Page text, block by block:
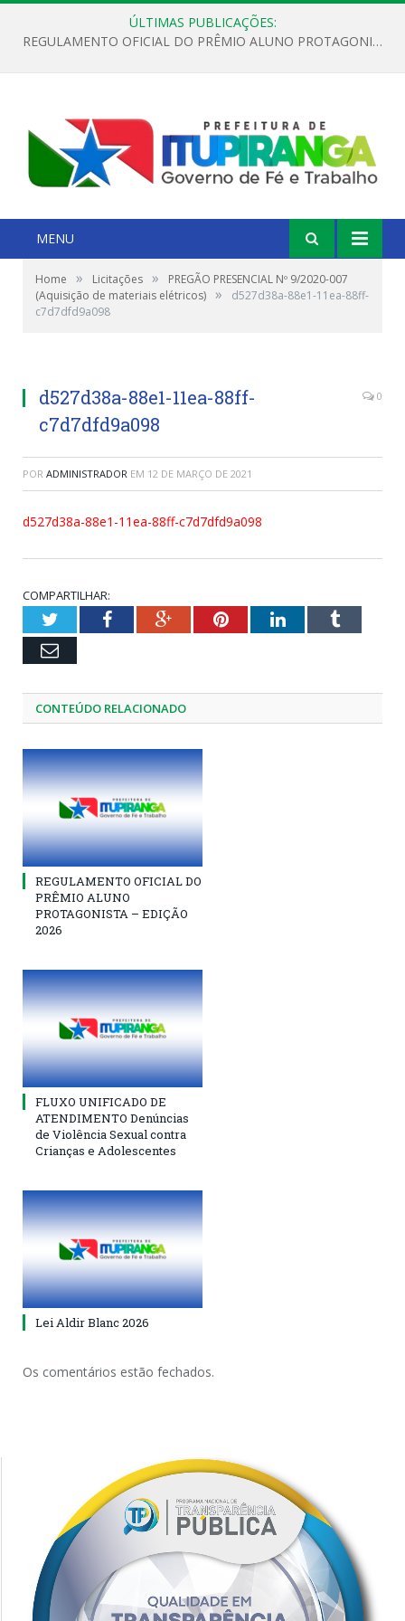
ÚLTIMAS PUBLICAÇÕES:
REGULAMENTO OFICIAL DO PRÊMIO ALUNO PROTAGONISTA – EDIÇÃO 2026
MENU
Home » Licitações »
PREGÃO PRESENCIAL Nº 9/2020-007
(Aquisição de materiais elétricos) »
d527d38a-88e1-11ea-88ff-
c7d7dfd9a098
d527d38a-88e1-11ea-88ff-
c7d7dfd9a098
0
POR ADMINISTRADOR EM 12 DE MARÇO DE 2021
d527d38a-88e1-11ea-88ff-c7d7dfd9a098
COMPARTILHAR:
TwitterFacebookGoogle+PinterestLinkedInTumblr
Email
CONTEÚDO RELACIONADO
REGULAMENTO OFICIAL DO
PRÊMIO ALUNO
PROTAGONISTA – EDIÇÃO
2026
FLUXO UNIFICADO DE
ATENDIMENTO Denúncias
de Violência Sexual contra
Crianças e Adolescentes
Lei Aldir Blanc 2026
Os comentários estão fechados.